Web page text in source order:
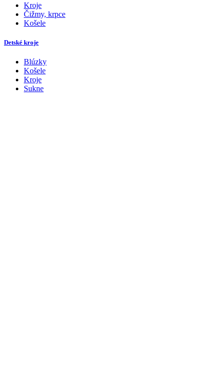
Kroje
Čižmy, krpce
Košele
Detské kroje
Blúzky
Košele
Kroje
Sukne